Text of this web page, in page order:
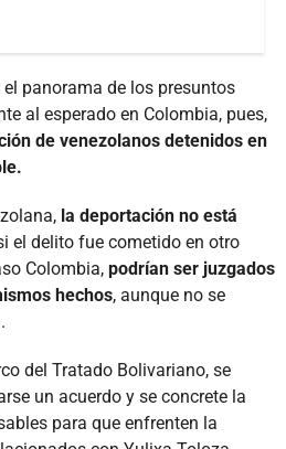
panorama de los presuntos
al esperado en Colombia, pues,
de venezolanos detenidos en
la deportación no está
el delito fue cometido en otro
Colombia, podrían ser juzgados
hechos, aunque no se
del Tratado Bolivariano, se
un acuerdo y se concrete la
para que enfrenten la